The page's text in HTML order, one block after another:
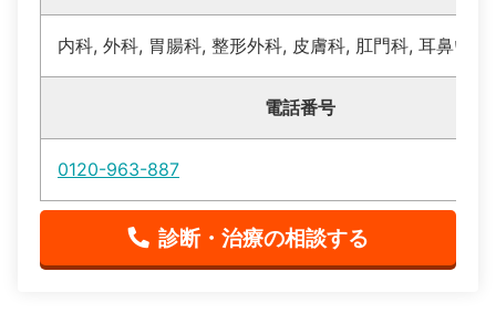
内科, 外科, 胃腸科, 整形外科, 皮膚科, 肛門科, 耳鼻いん
電話番号
0120-963-887
診断・治療の相談する